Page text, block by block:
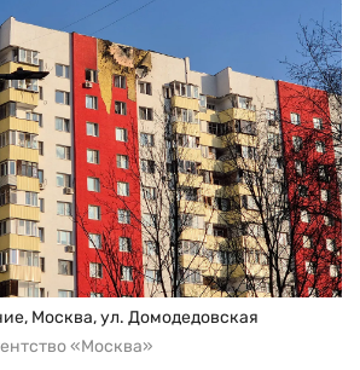
Москва, ул. Домодедовская
«Москва»